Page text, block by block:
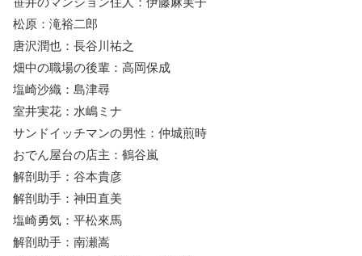
松原：滝裕二郎
唐沢潤也：長谷川祐之
畑中の職場の後輩：高岡保成
塩崎沙織：島津尋
室井実花：水嶋ミナ
サンドイッチマンの男性：仲城煎時
おでん屋台の店主：鶴谷嵐
解剖助手：谷本貴彦
解剖助手：神田直美
塩崎勇気：平松來馬
解剖助手：南瀬嵩